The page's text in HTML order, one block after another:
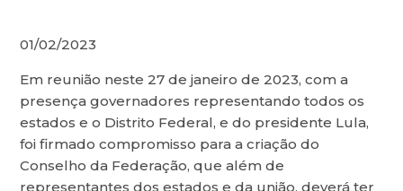
01/02/2023
Em reunião neste 27 de janeiro de 2023, com a
presença governadores representando todos os
estados e o Distrito Federal, e do presidente Lula,
foi firmado compromisso para a criação do
Conselho da Federação, que além de
representantes dos estados e da união, deverá ter